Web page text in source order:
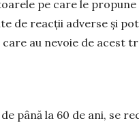
pe care le propune
de reacții adverse și
au nevoie de acest
până la 60 de ani, se